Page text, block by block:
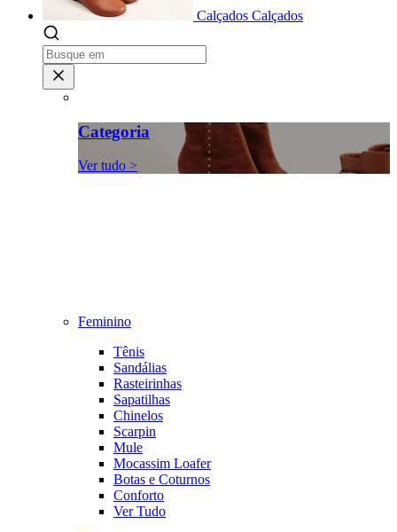
Calçados Calçados
Categoria
Ver tudo >
Feminino
Tênis
Sandálias
Rasteirinhas
Sapatilhas
Chinelos
Scarpin
Mule
Mocassim Loafer
Botas e Coturnos
Conforto
Ver Tudo